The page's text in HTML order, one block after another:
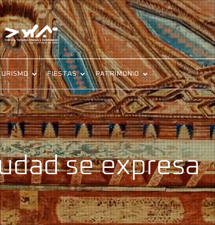
FIESTAS PATRIMONIO
se expresa